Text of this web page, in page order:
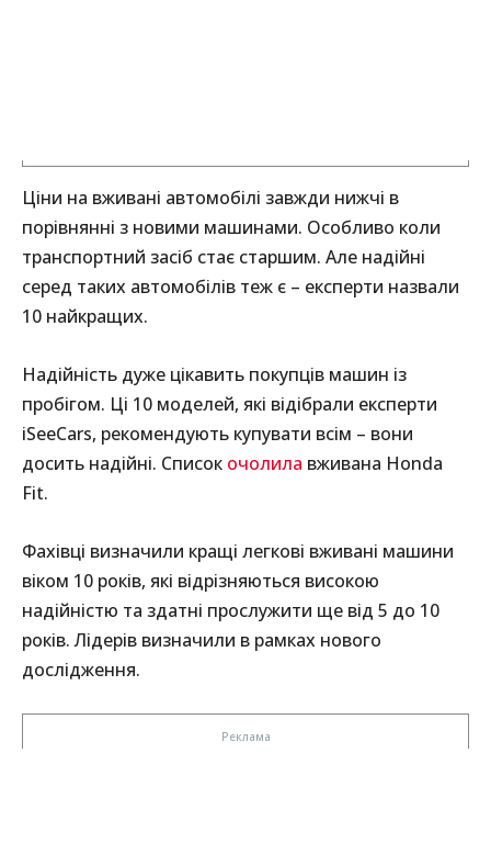
Ціни на вживані автомобілі завжди нижчі в
порівнянні з новими машинами. Особливо коли
транспортний засіб стає старшим. Але надійні
серед таких автомобілів теж є – експерти назвали
10 найкращих.
Надійність дуже цікавить покупців машин із
пробігом. Ці 10 моделей, які відібрали експерти
iSeeCars, рекомендують купувати всім – вони
досить надійні. Список очолила вживана Honda
Fit.
Фахівці визначили кращі легкові вживані машини
віком 10 років, які відрізняються високою
надійністю та здатні прослужити ще від 5 до 10
років. Лідерів визначили в рамках нового
дослідження.